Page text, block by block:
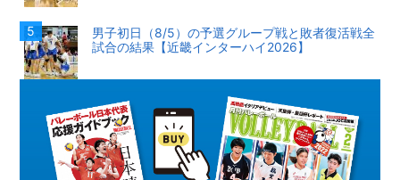
男子初日（8/5）の予選グループ戦と敗者復活戦全
試合の結果【近畿インターハイ2026】